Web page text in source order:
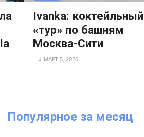
Ivanka: коктейльный
«тур» по башням
Москва-Сити
МАРТ 5, 2026
Популярное за месяц